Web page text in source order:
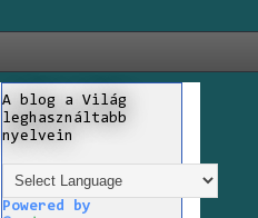
A blog a Világ
leghasználtabb
nyelvein
Powered by